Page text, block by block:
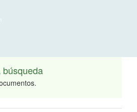
búsqueda